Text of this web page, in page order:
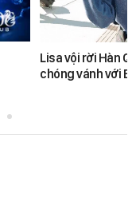
Lisa vội rời Hàn
chóng vánh với